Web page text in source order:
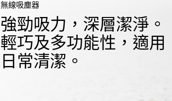
無線吸塵器
強勁吸力，深層潔淨。
輕巧及多功能性，適用
日常清潔。